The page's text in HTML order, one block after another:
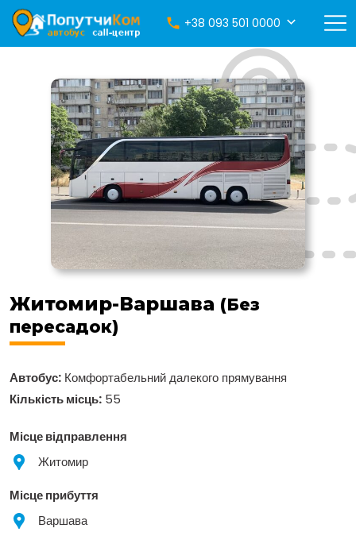
+38 093 501 0000
Житомир-Варшава (Без
пересадок)
Автобус: Комфортабельний далекого прямування
Кількість місць: 55
Місце відправлення
Житомир
Місце прибуття
Варшава